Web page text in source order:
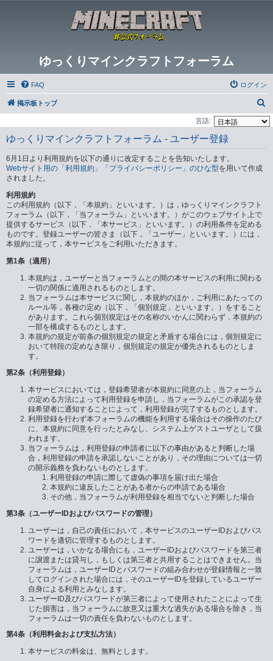
ゆっくりマインクラフトフォーラム
FAQ ログイン
掲示板トップ
索
言語:
ゆっくりマインクラフトフォーラム - ユーザー登録
6月1日より利用規約を以下の通りに改定することを告知いたします。
Webサイト用の「利用規約」「プライバシーポリシー」のひな型を用いて作成
されました。
利用規約
この利用規約（以下，「本規約」といいます。）は，ゆっくりマインクラフト
フォーラム（以下，「当フォーラム」といいます。）がこのウェブサイト上で
提供するサービス（以下，「本サービス」といいます。）の利用条件を定める
ものです。登録ユーザーの皆さま（以下，「ユーザー」といいます。）には，
本規約に従って，本サービスをご利用いただきます。
第1条（適用）
本規約は，ユーザーと当フォーラムとの間の本サービスの利用に関わる
一切の関係に適用されるものとします。
当フォーラムは本サービスに関し，本規約のほか，ご利用にあたっての
ルール等，各種の定め（以下，「個別規定」といいます。）をすること
があります。これら個別規定はその名称のいかんに関わらず，本規約の
一部を構成するものとします。
本規約の規定が前条の個別規定の規定と矛盾する場合には，個別規定に
おいて特段の定めなき限り，個別規定の規定が優先されるものとしま
す。
第2条（利用登録）
本サービスにおいては，登録希望者が本規約に同意の上，当フォーラム
の定める方法によって利用登録を申請し，当フォーラムがこの承認を登
録希望者に通知することによって，利用登録が完了するものとします。
利用登録を行わず本フォーラムの機能を利用する場合はその操作のたび
に、本規約に同意を行ったとみなし、システム上ゲストユーザとして扱
われます。
当フォーラムは，利用登録の申請者に以下の事由があると判断した場
合，利用登録の申請を承認しないことがあり，その理由については一切
の開示義務を負わないものとします。
利用登録の申請に際して虚偽の事項を届け出た場合
本規約に違反したことがある者からの申請である場合
その他，当フォーラムが利用登録を相当でないと判断した場合
第3条（ユーザーIDおよびパスワードの管理）
ユーザーは，自己の責任において，本サービスのユーザーIDおよびパス
ワードを適切に管理するものとします。
ユーザーは，いかなる場合にも，ユーザーIDおよびパスワードを第三者
に譲渡または貸与し，もしくは第三者と共用することはできません。当
フォーラムは，ユーザーIDとパスワードの組み合わせが登録情報と一致
してログインされた場合には，そのユーザーIDを登録しているユーザー
自身による利用とみなします。
ユーザーID及びパスワードが第三者によって使用されたことによって生
じた損害は，当フォーラムに故意又は重大な過失がある場合を除き，当
フォーラムは一切の責任を負わないものとします。
第4条（利用料金および支払方法）
本サービスの料金は、無料とします。